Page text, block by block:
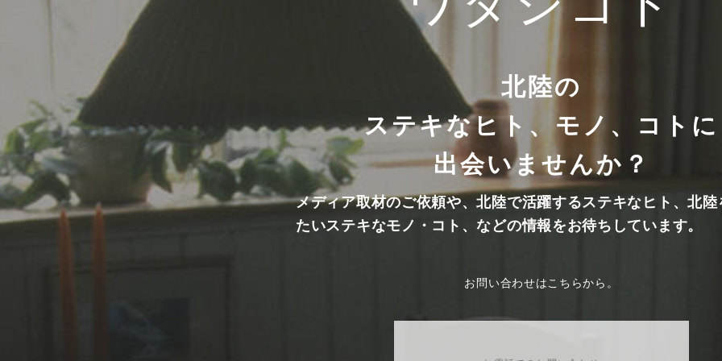
北陸の
ステキなヒト、モノ、コトに
出会いませんか？
メディア取材のご依頼や、北陸で活躍するステキなヒト、北陸
たいステキなモノ・コト、などの情報をお待ちしています。
お問い合わせはこちらから。